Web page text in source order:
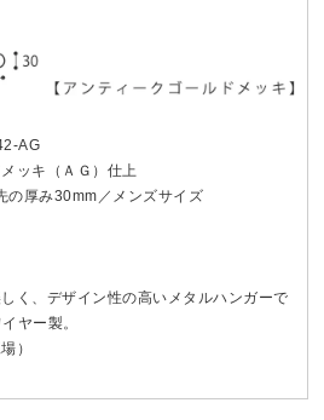
AG
ッキ（ＡＧ）仕上
の厚み30mm／メンズサイズ
く、デザイン性の高いメタルハンガーで
ヤー製。
）